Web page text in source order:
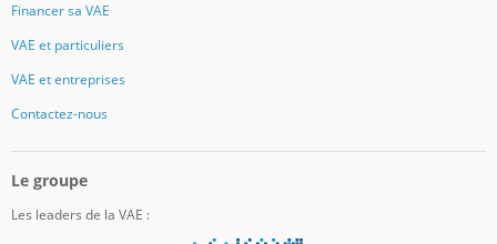
Financer sa VAE
VAE et particuliers
VAE et entreprises
Contactez-nous
Le groupe
Les leaders de la VAE :